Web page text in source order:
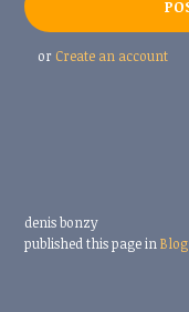
or Create an account
denis bonzy
published this page inBlog